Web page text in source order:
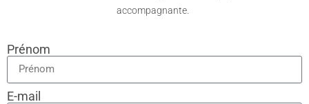
accompagnante.
Prénom
E-mail